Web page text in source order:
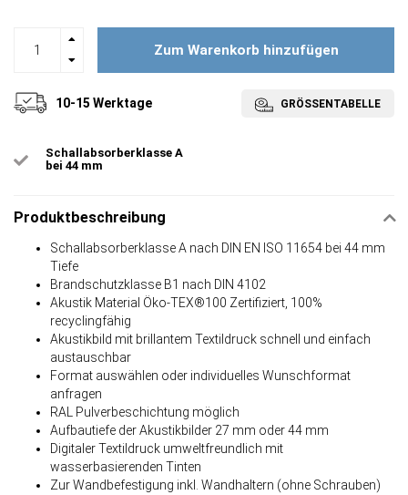
Zum Warenkorb hinzufügen
10-15 Werktage GRÖSSENTABELLE
Schallabsorberklasse A
bei 44 mm
Produktbeschreibung
Schallabsorberklasse A nach DIN EN ISO 11654 bei 44 mm
Tiefe
Brandschutzklasse B1 nach DIN 4102
Akustik Material Öko-TEX®100 Zertifiziert, 100%
recyclingfähig
Akustikbild mit brillantem Textildruck schnell und einfach
austauschbar
Format auswählen oder individuelles Wunschformat
anfragen
RAL Pulverbeschichtung möglich
Aufbautiefe der Akustikbilder 27 mm oder 44 mm
Digitaler Textildruck umweltfreundlich mit
wasserbasierenden Tinten
Zur Wandbefestigung inkl. Wandhaltern (ohne Schrauben)